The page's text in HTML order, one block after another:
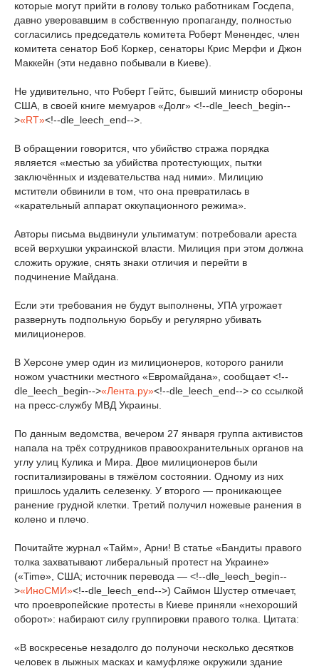
которые могут прийти в голову только работникам Госдепа,
давно уверовавшим в собственную пропаганду, полностью
согласились председатель комитета Роберт Менендес, член
комитета сенатор Боб Коркер, сенаторы Крис Мерфи и Джон
Маккейн (эти недавно побывали в Киеве).
Не удивительно, что Роберт Гейтс, бывший министр обороны
США, в своей книге мемуаров «Долг» <!--dle_leech_begin--
>«RT»<!--dle_leech_end-->.
В обращении говорится, что убийство стража порядка
является «местью за убийства протестующих, пытки
заключённых и издевательства над ними». Милицию
мстители обвинили в том, что она превратилась в
«карательный аппарат оккупационного режима».
Авторы письма выдвинули ультиматум: потребовали ареста
всей верхушки украинской власти. Милиция при этом должна
сложить оружие, снять знаки отличия и перейти в
подчинение Майдана.
Если эти требования не будут выполнены, УПА угрожает
развернуть подпольную борьбу и регулярно убивать
милиционеров.
В Херсоне умер один из милиционеров, которого ранили
ножом участники местного «Евромайдана», сообщает <!--
dle_leech_begin-->«Лента.ру»<!--dle_leech_end--> со ссылкой
на пресс-службу МВД Украины.
По данным ведомства, вечером 27 января группа активистов
напала на трёх сотрудников правоохранительных органов на
углу улиц Кулика и Мира. Двое милиционеров были
госпитализированы в тяжёлом состоянии. Одному из них
пришлось удалить селезенку. У второго — проникающее
ранение грудной клетки. Третий получил ножевые ранения в
колено и плечо.
Почитайте журнал «Тайм», Арни! В статье «Бандиты правого
толка захватывают либеральный протест на Украине»
(«Time», США; источник перевода — <!--dle_leech_begin--
>«ИноСМИ»<!--dle_leech_end-->) Саймон Шустер отмечает,
что проевропейские протесты в Киеве приняли «нехороший
оборот»: набирают силу группировки правого толка. Цитата:
«В воскресенье незадолго до полуночи несколько десятков
человек в лыжных масках и камуфляже окружили здание